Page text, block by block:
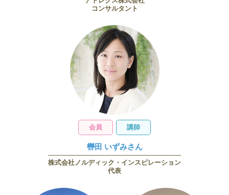
コンサルタント
会員 講師
轡田 いずみさん
株式会社ノルディック・インスピレーション
代表